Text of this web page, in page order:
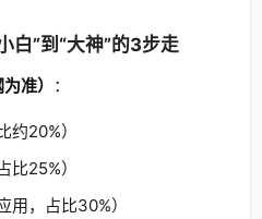
白”到“大神”的3步走
准） ：
20%）
25%）
用，占比30%）